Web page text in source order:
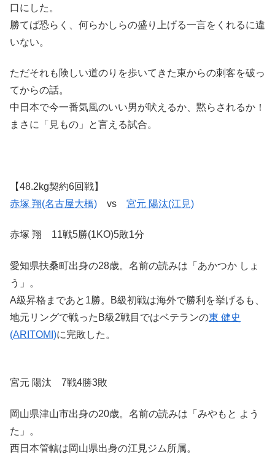
口にした。
勝てば恐らく、何らかしらの盛り上げる一言をくれるに違
いない。
ただそれも険しい道のりを歩いてきた東からの刺客を破っ
てからの話。
中日本で今一番気風のいい男が吠えるか、黙らされるか！
まさに「見もの」と言える試合。
【48.2kg契約6回戦】
赤塚 翔(名古屋大橋) vs 宮元 陽汰(江見)
赤塚 翔 11戦5勝(1KO)5敗1分
愛知県扶桑町出身の28歳。名前の読みは「あかつか しょ
う」。
A級昇格まであと1勝。B級初戦は海外で勝利を挙げるも、
地元リングで戦ったB級2戦目ではベテランの東 健史
(ARITOMI)に完敗した。
宮元 陽汰 7戦4勝3敗
岡山県津山市出身の20歳。名前の読みは「みやもと よう
た」。
西日本管轄は岡山県出身の江見ジム所属。